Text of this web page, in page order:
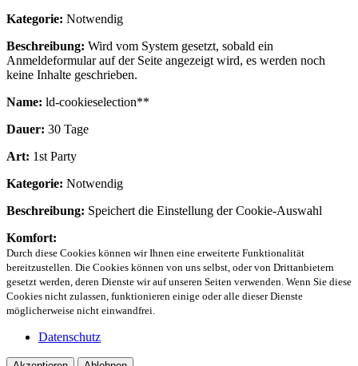
Kategorie: Notwendig
Beschreibung: Wird vom System gesetzt, sobald ein
Anmeldeformular auf der Seite angezeigt wird, es werden noch
keine Inhalte geschrieben.
Name: ld-cookieselection**
Dauer: 30 Tage
Art: 1st Party
Kategorie: Notwendig
Beschreibung: Speichert die Einstellung der Cookie-Auswahl
Komfort:
Durch diese Cookies können wir Ihnen eine erweiterte Funktionalität
bereitzustellen. Die Cookies können von uns selbst, oder von Drittanbietern
gesetzt werden, deren Dienste wir auf unseren Seiten verwenden. Wenn Sie diese
Cookies nicht zulassen, funktionieren einige oder alle dieser Dienste
möglicherweise nicht einwandfrei.
Datenschutz